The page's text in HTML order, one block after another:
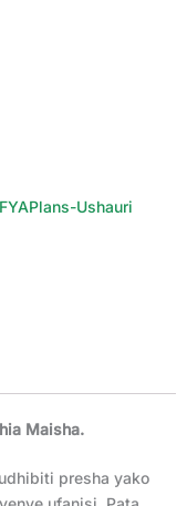
Ushauri
Maisha.
presha yako